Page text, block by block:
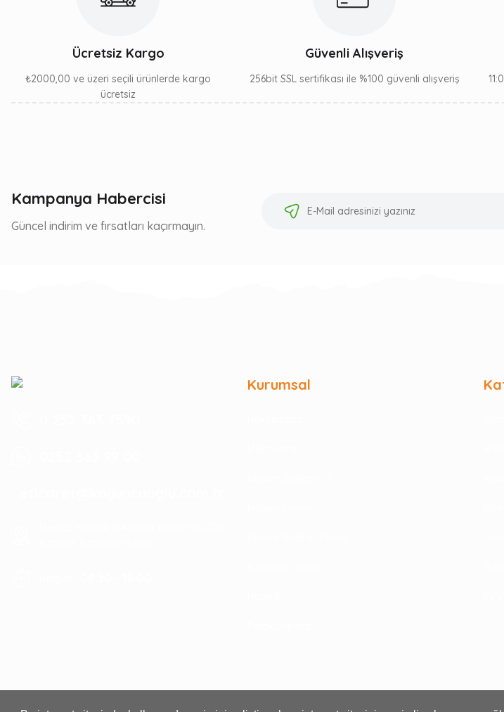
Ücretsiz Kargo
₺2000,00 ve üzeri seçili ürünlerde kargo
ücretsiz
Güvenli Alışveriş
256bit SSL sertifikası ile %100 güvenli alışveriş
Kampanya Habercisi
Güncel indirim ve fırsatları kaçırmayın.
Kurumsal